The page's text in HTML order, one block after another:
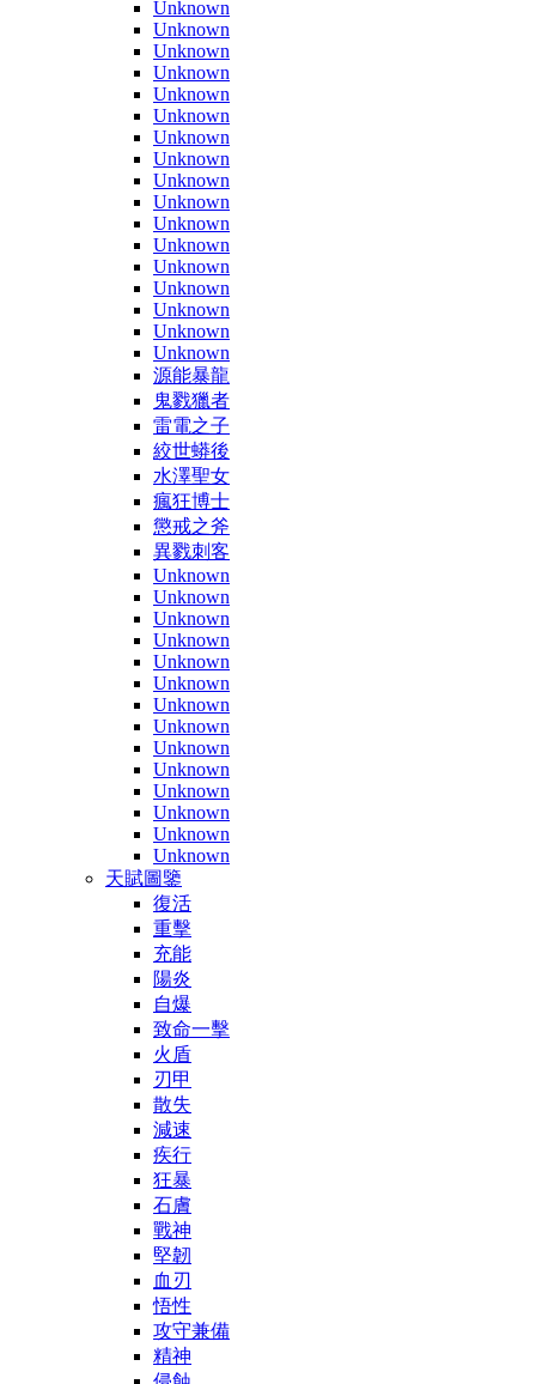
Unknown
Unknown
Unknown
Unknown
Unknown
Unknown
Unknown
Unknown
Unknown
Unknown
Unknown
Unknown
Unknown
Unknown
Unknown
Unknown
Unknown
源能暴龍
鬼戮獵者
雷電之子
絞世蟒後
水澤聖女
瘋狂博士
懲戒之斧
異戮刺客
Unknown
Unknown
Unknown
Unknown
Unknown
Unknown
Unknown
Unknown
Unknown
Unknown
Unknown
Unknown
Unknown
Unknown
天賦圖鑒
復活
重擊
充能
陽炎
自爆
致命一擊
火盾
刃甲
散失
減速
疾行
狂暴
石膚
戰神
堅韌
血刃
悟性
攻守兼備
精神